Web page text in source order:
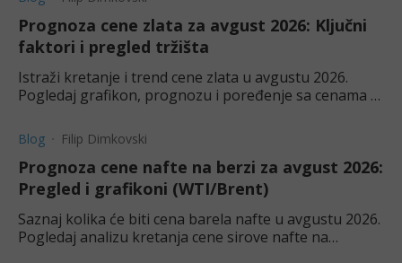
Prognoza cene zlata za avgust 2026: Ključni
faktori i pregled tržišta
Istraži kretanje i trend cene zlata u avgustu 2026.
Pogledaj grafikon, prognozu i poređenje sa cenama u
Blog Filip Dimkovski
Prognoza cene nafte na berzi za avgust 2026:
Pregled i grafikoni (WTI/Brent)
Saznaj kolika će biti cena barela nafte u avgustu 2026.
Pogledaj analizu kretanja cene sirove nafte na